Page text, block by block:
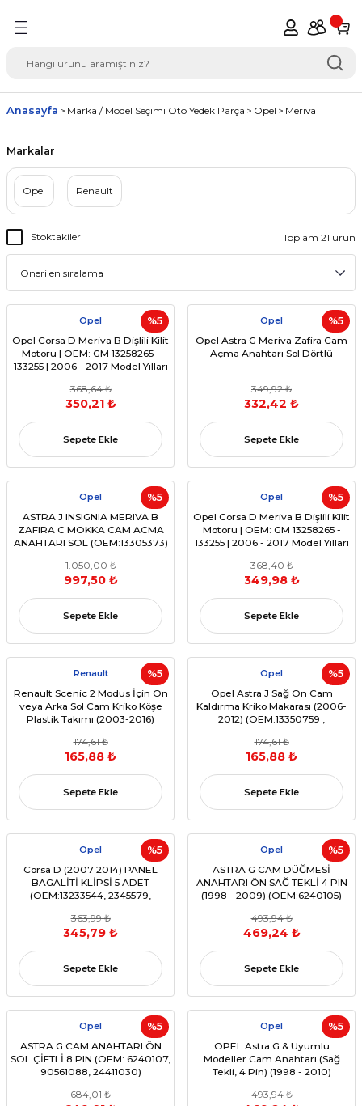
Seçimi Oto Yedek
Anasayfa Marka / Model Seçimi Oto Yedek Parça Opel Meriva
Markalar
Opel Renault
Stoktakiler Toplam 21 ürün
%5
Opel
Opel Corsa D Meriva B Dişlili Kilit
Motoru | OEM: GM 13258265 -
133255 | 2006 - 2017 Model Yılları
368,64 ₺
350,21 ₺
Sepete Ekle
%5
Opel
Opel Astra G Meriva Zafira Cam
Açma Anahtarı Sol Dörtlü
349,92 ₺
332,42 ₺
Sepete Ekle
%5
Opel
ASTRA J INSIGNIA MERIVA B
ZAFIRA C MOKKA CAM ACMA
ANAHTARI SOL (OEM:13305373)
1.050,00 ₺
997,50 ₺
Sepete Ekle
%5
Opel
Opel Corsa D Meriva B Dişlili Kilit
Motoru | OEM: GM 13258265 -
133255 | 2006 - 2017 Model Yılları
368,40 ₺
349,98 ₺
Sepete Ekle
%5
Renault
Renault Scenic 2 Modus İçin Ön
veya Arka Sol Cam Kriko Köşe
Plastik Takımı (2003-2016)
8200478299, 8200748377 )
174,61 ₺
165,88 ₺
Sepete Ekle
%5
Opel
Opel Astra J Sağ Ön Cam
Kaldırma Kriko Makarası (2006-
2012) (OEM:13350759 ,
174,61 ₺
165,88 ₺
Sepete Ekle
%5
Opel
Corsa D (2007 2014) PANEL
BAGALİTİ KLİPSİ 5 ADET
(OEM:13233544, 2345579,
363,99 ₺
345,79 ₺
Sepete Ekle
%5
Opel
ASTRA G CAM DÜĞMESİ
ANAHTARI ÖN SAĞ TEKLİ 4 PIN
(1998 - 2009) (OEM:6240105)
493,94 ₺
469,24 ₺
Sepete Ekle
%5
Opel
ASTRA G CAM ANAHTARI ÖN
SOL ÇİFTLİ 8 PIN (OEM: 6240107,
90561088, 24411030)
684,01 ₺
%5
Opel
OPEL Astra G & Uyumlu
Modeller Cam Anahtarı (Sağ
Tekli, 4 Pin) (1998 - 2010)
493,94 ₺